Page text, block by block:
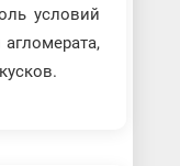
условий